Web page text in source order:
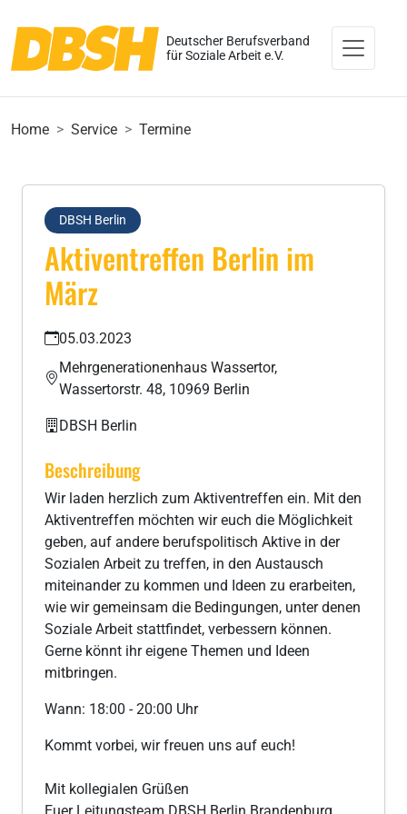
Deutscher Berufsverband
für Soziale Arbeit e.V.
Home Service Termine
DBSH Berlin
Aktiventreffen Berlin im
März
05.03.2023
Mehrgenerationenhaus Wassertor,
Wassertorstr. 48, 10969 Berlin
DBSH Berlin
Beschreibung
Wir laden herzlich zum Aktiventreffen ein. Mit den
Aktiventreffen möchten wir euch die Möglichkeit
geben, auf andere berufspolitisch Aktive in der
Sozialen Arbeit zu treffen, in den Austausch
miteinander zu kommen und Ideen zu erarbeiten,
wie wir gemeinsam die Bedingungen, unter denen
Soziale Arbeit stattfindet, verbessern können.
Gerne könnt ihr eigene Themen und Ideen
mitbringen.
Wann: 18:00 - 20:00 Uhr
Kommt vorbei, wir freuen uns auf euch!
Mit kollegialen Grüßen